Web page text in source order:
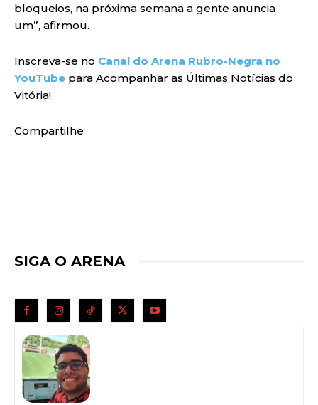
bloqueios, na próxima semana a gente anuncia
um”, afirmou.
Inscreva-se no Canal do Arena Rubro-Negra no
YouTube para Acompanhar as Últimas Notícias do
Vitória!
Compartilhe
SIGA O ARENA